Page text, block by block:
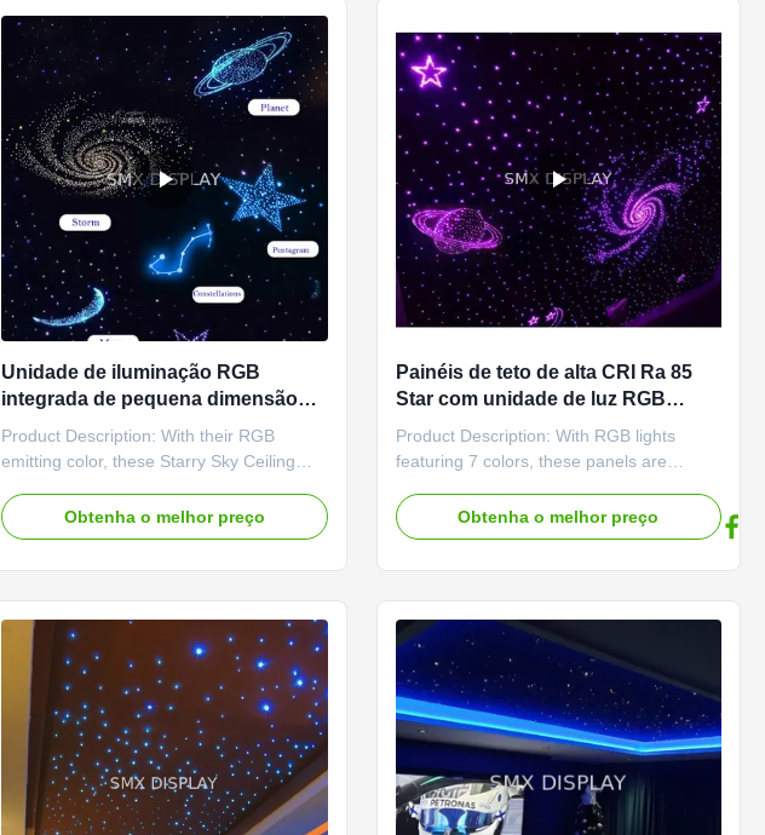
Unidade de iluminação RGB
integrada de pequena dimensão
com teto de estrelas de LED para
temperaturas de trabalho de -25 a
Product Description: With their RGB
emitting color, these Starry Sky Ceiling
range of beautiful and vivid colors that can
be customized to suit any mood or
Obtenha o melhor preço
Painéis de teto de alta CRI Ra 85
Star com unidade de luz RGB
pequena integrada e cor de
emissão RGB
Product Description: With RGB lights
featuring 7 colors, these panels are
you want. Change the color scheme to fit
your mood or event – from calming blues
Obtenha o melhor preço